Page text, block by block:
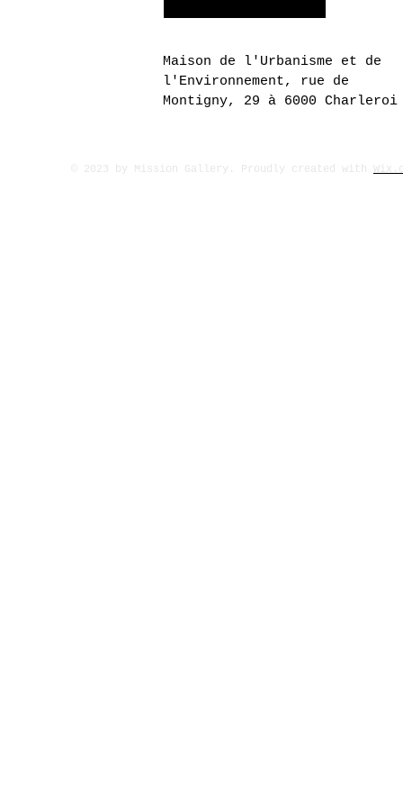
Maison de l'Urbanisme et de
l'Environnement, rue de
Montigny, 29 à 6000 Charleroi
© 2023 by Mission Gallery. Proudly created with